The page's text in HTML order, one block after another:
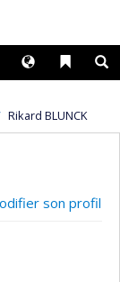
Liens
Langues
Rikard BLUNCK
son profil